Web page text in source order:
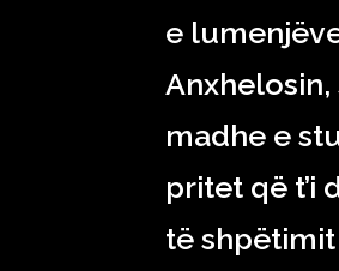
e
Anxhelosin,
madhe e
pritet që t’i
të